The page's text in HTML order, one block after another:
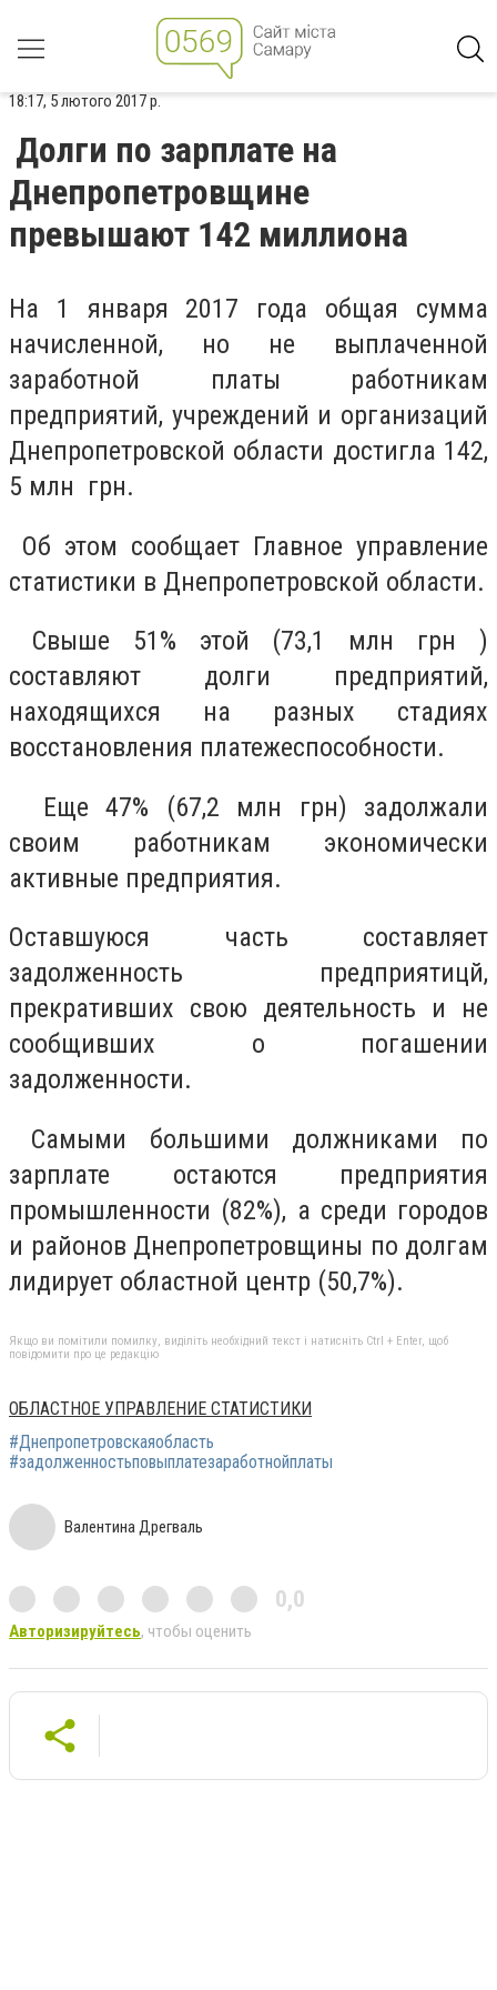
18:17, 5 лютого 2017 р.
Долги по зарплате на
Днепропетровщине
превышают 142 миллиона
На 1 января 2017 года общая сумма
начисленной, но не выплаченной
заработной платы работникам
предприятий, учреждений и организаций
Днепропетровской области достигла 142,
5 млн грн.
Об этом сообщает Главное управление
статистики в Днепропетровской области.
Свыше 51% этой (73,1 млн грн )
составляют долги предприятий,
находящихся на разных стадиях
восстановления платежеспособности.
Еще 47% (67,2 млн грн) задолжали
своим работникам экономически
активные предприятия.
Оставшуюся часть составляет
задолженность предприятицй,
прекративших свою деятельность и не
сообщивших о погашении
задолженности.
Самыми большими должниками по
зарплате остаются предприятия
промышленности (82%), а среди городов
и районов Днепропетровщины по долгам
лидирует областной центр (50,7%).
Якщо ви помітили помилку, виділіть необхідний текст і натисніть Ctrl + Enter, щоб
повідомити про це редакцію
ОБЛАСТНОЕ УПРАВЛЕНИЕ СТАТИСТИКИ
#Днепропетровскаяобласть
#задолженностьповыплатезаработнойплаты
Валентина Дрегваль
0,0
Авторизируйтесь, чтобы оценить